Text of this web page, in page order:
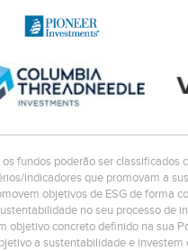
fundos poderão ser
indicadores que promovam a
objetivos de ESG de forma
no seu processo de
objetivo concreto definido na sua
a sustentabilidade e